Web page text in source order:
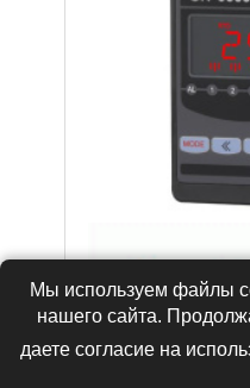
Мы используем файлы
нашего сайта.
даете согласие на